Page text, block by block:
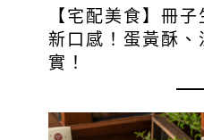
【宅配美食】冊
新口感！蛋黃酥、
實！